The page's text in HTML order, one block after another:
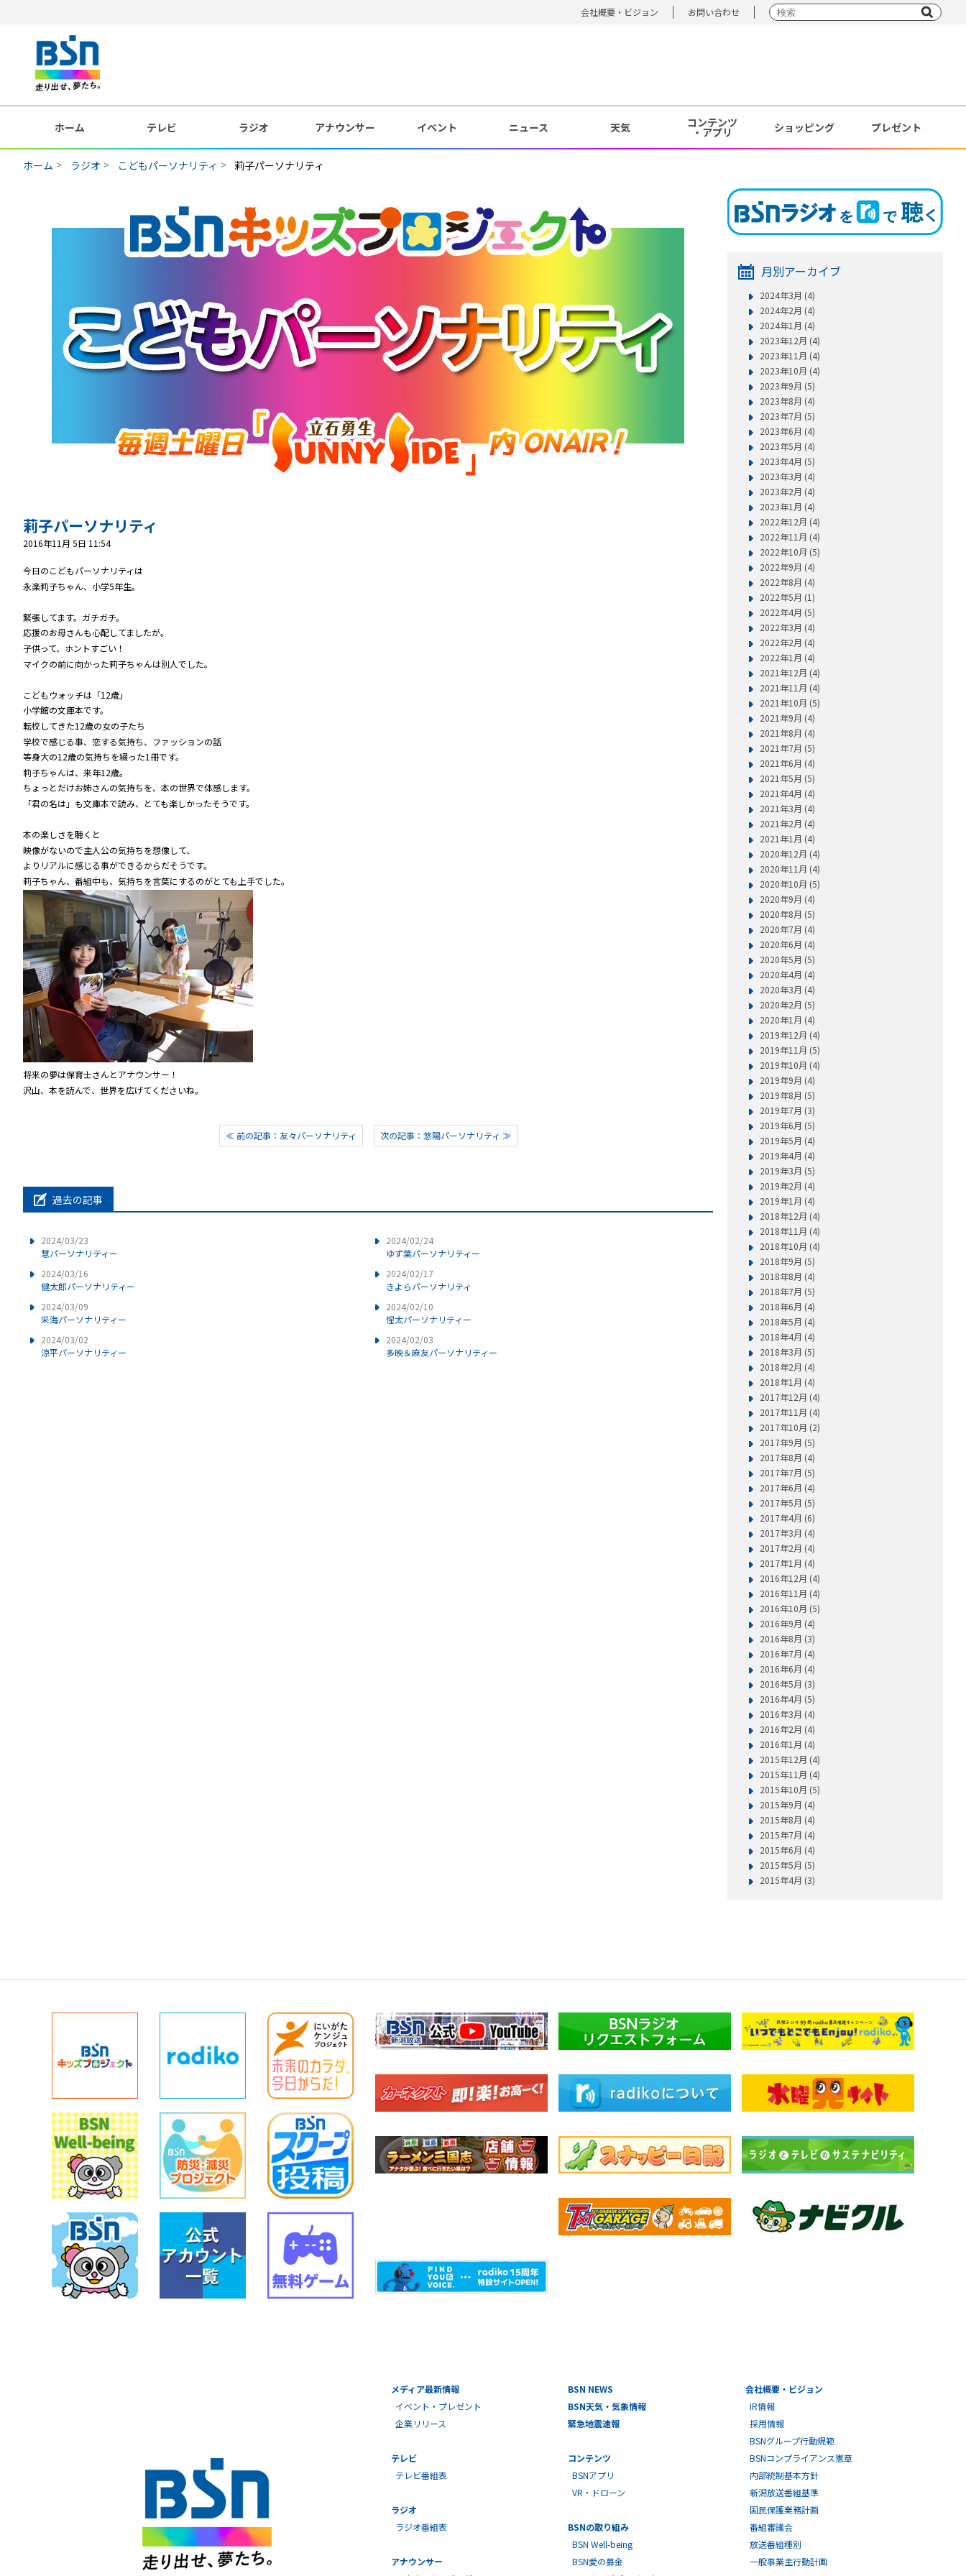
会社概要・ビジョン お問い合わせ
ホーム テレビ ラジオ アナウンサー イベント ニュース 天気 コンテンツ
・アプリ ショッピング プレゼント
ホーム ラジオ こどもパーソナリティ 莉子パーソナリティ
莉子パーソナリティ
2016年11月 5日 11:54
今日のこどもパーソナリティは
永楽莉子ちゃん、小学5年生。
緊張してます。ガチガチ。
応援のお母さんも心配してましたが。
子供って、ホントすごい！
マイクの前に向かった莉子ちゃんは別人でした。
こどもウォッチは「12歳」
小学館の文庫本です。
転校してきた12歳の女の子たち
学校で感じる事、恋する気持ち、ファッションの話
等身大の12歳の気持ちを綴った1冊です。
莉子ちゃんは、来年12歳。
ちょっとだけお姉さんの気持ちを、本の世界で体感します。
「君の名は」も文庫本で読み、とても楽しかったそうです。
本の楽しさを聴くと
映像がないので主人公の気持ちを想像して、
よりリアルに感じる事ができるからだそうです。
莉子ちゃん、番組中も、気持ちを言葉にするのがとても上手でした。
将来の夢は保育士さんとアナウンサー！
沢山、本を読んで、世界を広げてくださいね。
≪ 前の記事：友々パーソナリティ 次の記事：悠陽パーソナリティ ≫
過去の記事
2024/03/23
慧パーソナリティー
2024/03/16
健太郎パーソナリティー
2024/03/09
采海パーソナリティー
2024/03/02
涼平パーソナリティー
2024/02/24
ゆず葉パーソナリティー
2024/02/17
きよらパーソナリティ
2024/02/10
惺太パーソナリティー
2024/02/03
多映＆麻友パーソナリティー
月別アーカイブ
2024年3月 (4)
2024年2月 (4)
2024年1月 (4)
2023年12月 (4)
2023年11月 (4)
2023年10月 (4)
2023年9月 (5)
2023年8月 (4)
2023年7月 (5)
2023年6月 (4)
2023年5月 (4)
2023年4月 (5)
2023年3月 (4)
2023年2月 (4)
2023年1月 (4)
2022年12月 (4)
2022年11月 (4)
2022年10月 (5)
2022年9月 (4)
2022年8月 (4)
2022年5月 (1)
2022年4月 (5)
2022年3月 (4)
2022年2月 (4)
2022年1月 (4)
2021年12月 (4)
2021年11月 (4)
2021年10月 (5)
2021年9月 (4)
2021年8月 (4)
2021年7月 (5)
2021年6月 (4)
2021年5月 (5)
2021年4月 (4)
2021年3月 (4)
2021年2月 (4)
2021年1月 (4)
2020年12月 (4)
2020年11月 (4)
2020年10月 (5)
2020年9月 (4)
2020年8月 (5)
2020年7月 (4)
2020年6月 (4)
2020年5月 (5)
2020年4月 (4)
2020年3月 (4)
2020年2月 (5)
2020年1月 (4)
2019年12月 (4)
2019年11月 (5)
2019年10月 (4)
2019年9月 (4)
2019年8月 (5)
2019年7月 (3)
2019年6月 (5)
2019年5月 (4)
2019年4月 (4)
2019年3月 (5)
2019年2月 (4)
2019年1月 (4)
2018年12月 (4)
2018年11月 (4)
2018年10月 (4)
2018年9月 (5)
2018年8月 (4)
2018年7月 (5)
2018年6月 (4)
2018年5月 (4)
2018年4月 (4)
2018年3月 (5)
2018年2月 (4)
2018年1月 (4)
2017年12月 (4)
2017年11月 (4)
2017年10月 (2)
2017年9月 (5)
2017年8月 (4)
2017年7月 (5)
2017年6月 (4)
2017年5月 (5)
2017年4月 (6)
2017年3月 (4)
2017年2月 (4)
2017年1月 (4)
2016年12月 (4)
2016年11月 (4)
2016年10月 (5)
2016年9月 (4)
2016年8月 (3)
2016年7月 (4)
2016年6月 (4)
2016年5月 (3)
2016年4月 (5)
2016年3月 (4)
2016年2月 (4)
2016年1月 (4)
2015年12月 (4)
2015年11月 (4)
2015年10月 (5)
2015年9月 (4)
2015年8月 (4)
2015年7月 (4)
2015年6月 (4)
2015年5月 (5)
2015年4月 (3)
メディア最新情報
イベント・プレゼント
企業リリース
テレビ
テレビ番組表
ラジオ
ラジオ番組表
アナウンサー
BSN NEWS
BSN天気・気象情報
緊急地震速報
コンテンツ
BSNアプリ
VR・ドローン
BSNの取り組み
BSN Well-being
BSN愛の募金
会社概要・ビジョン
IR情報
採用情報
BSNグループ行動規範
BSNコンプライアンス憲章
内部統制基本方針
新潟放送番組基準
国民保護業務計画
番組審議会
放送番組種別
一般事業主行動計画